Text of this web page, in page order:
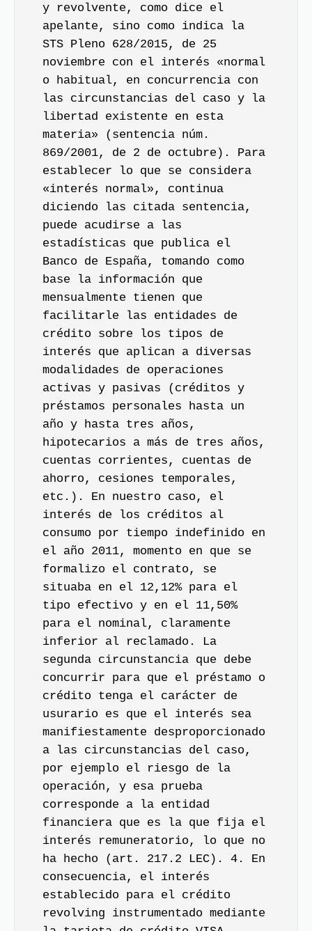
y revolvente, como dice el
apelante, sino como indica la
STS Pleno 628/2015, de 25
noviembre con el interés «normal
o habitual, en concurrencia con
las circunstancias del caso y la
libertad existente en esta
materia» (sentencia núm.
869/2001, de 2 de octubre). Para
establecer lo que se considera
«interés normal», continua
diciendo las citada sentencia,
puede acudirse a las
estadísticas que publica el
Banco de España, tomando como
base la información que
mensualmente tienen que
facilitarle las entidades de
crédito sobre los tipos de
interés que aplican a diversas
modalidades de operaciones
activas y pasivas (créditos y
préstamos personales hasta un
año y hasta tres años,
hipotecarios a más de tres años,
cuentas corrientes, cuentas de
ahorro, cesiones temporales,
etc.). En nuestro caso, el
interés de los créditos al
consumo por tiempo indefinido en
el año 2011, momento en que se
formalizo el contrato, se
situaba en el 12,12% para el
tipo efectivo y en el 11,50%
para el nominal, claramente
inferior al reclamado. La
segunda circunstancia que debe
concurrir para que el préstamo o
crédito tenga el carácter de
usurario es que el interés sea
manifiestamente desproporcionado
a las circunstancias del caso,
por ejemplo el riesgo de la
operación, y esa prueba
corresponde a la entidad
financiera que es la que fija el
interés remuneratorio, lo que no
ha hecho (art. 217.2 LEC). 4. En
consecuencia, el interés
establecido para el crédito
revolving instrumentado mediante